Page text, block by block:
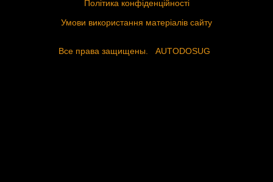
Політика конфіденційності
Умови використання матеріалів сайту
Все права защищены. AUTODOSUG